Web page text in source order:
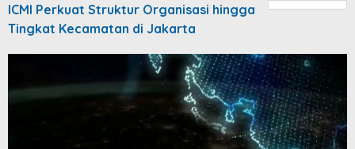
ICMI Perkuat Struktur Organisasi hingga
Tingkat Kecamatan di Jakarta